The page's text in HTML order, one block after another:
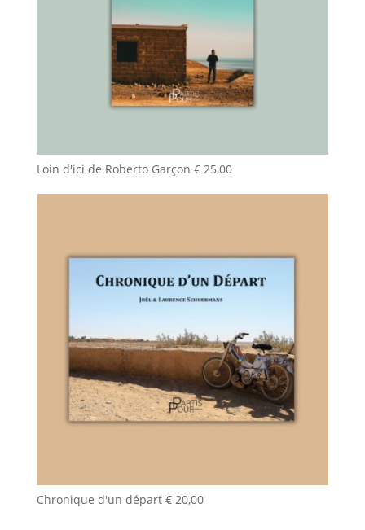
Loin d'ici de Roberto Garçon €25,00
Chronique d'un départ €20,00